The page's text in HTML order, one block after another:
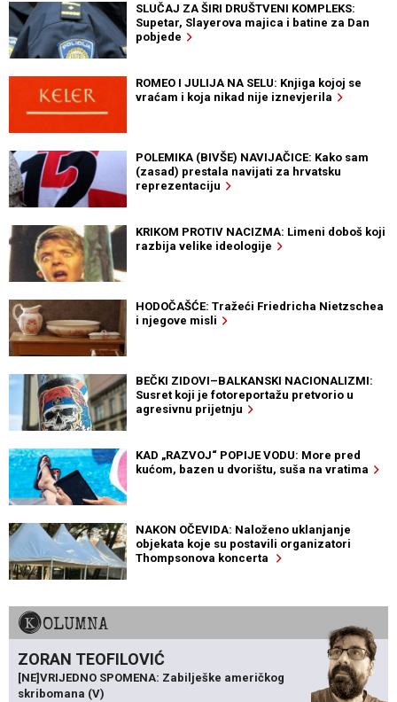
SLUČAJ ZA ŠIRI DRUŠTVENI KOMPLEKS:
Supetar, Slayerova majica i batine za Dan
pobjede
ROMEO I JULIJA NA SELU: Knjiga kojoj se
vraćam i koja nikad nije iznevjerila
POLEMIKA (BIVŠE) NAVIJAČICE: Kako sam
(zasad) prestala navijati za hrvatsku
reprezentaciju
KRIKOM PROTIV NACIZMA: Limeni doboš koji
razbija velike ideologije
HODOČAŠĆE: Tražeći Friedricha Nietzschea
i njegove misli
BEČKI ZIDOVI–BALKANSKI NACIONALIZMI:
Susret koji je fotoreportažu pretvorio u
agresivnu prijetnju
KAD „RAZVOJ“ POPIJE VODU: More pred
kućom, bazen u dvorištu, suša na vratima
NAKON OČEVIDA: Naloženo uklanjanje
objekata koje su postavili organizatori
Thompsonova koncerta
KOLUMNA
ZORAN TEOFILOVIĆ
[NE]VRIJEDNO SPOMENA: Zabilješke američkog
skribomana (V)